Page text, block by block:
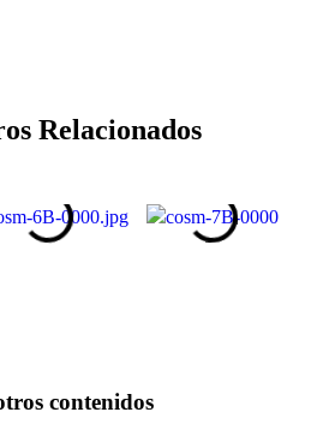
Relacionados
contenidos